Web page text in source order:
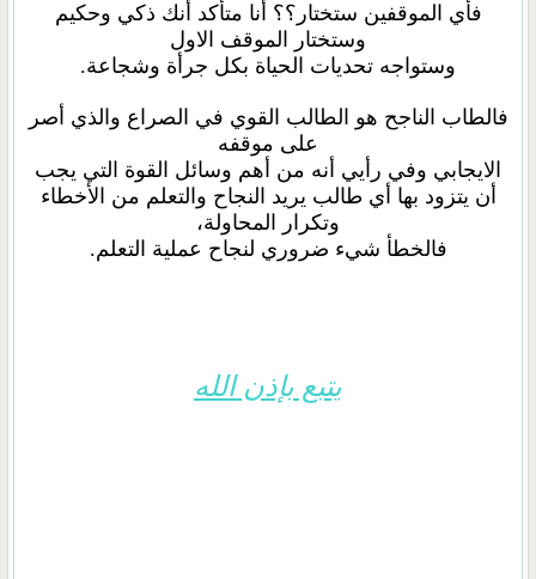
فأي الموقفين ستختار؟؟ أنا متأكد أنك ذكي وحكيم
وستختار الموقف الاول
وستواجه تحديات الحياة بكل جرأة وشجاعة.
فالطاب الناجح هو الطالب القوي في الصراع والذي أصر
على موقفه
الايجابي وفي رأيي أنه من أهم وسائل القوة التي يجب
أن يتزود بها أي طالب يريد النجاح والتعلم من الأخطاء
وتكرار المحاولة،
فالخطأ شيء ضروري لنجاح عملية التعلم.
يتبع بإذن الله